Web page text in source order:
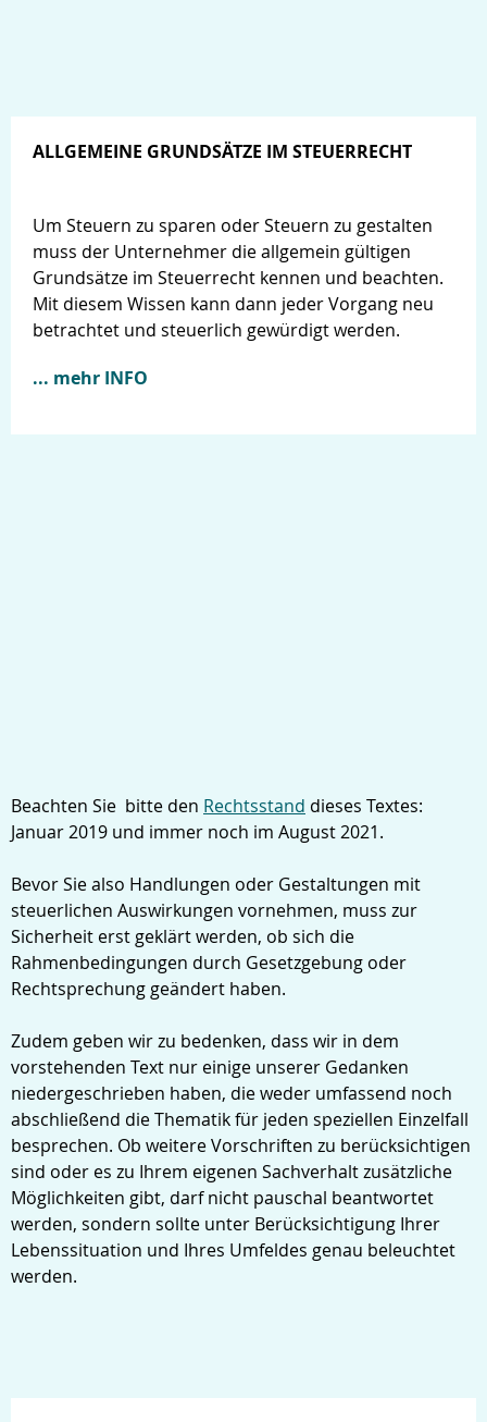
ALLGEMEINE GRUNDSÄTZE IM STEUERRECHT
Um Steuern zu sparen oder Steuern zu gestalten
muss der Unternehmer die allgemein gültigen
Grundsätze im Steuerrecht kennen und beachten.
Mit diesem Wissen kann dann jeder Vorgang neu
betrachtet und steuerlich gewürdigt werden.
... mehr INFO
Beachten Sie bitte den Rechtsstand dieses Textes:
Januar 2019 und immer noch im August 2021.
Bevor Sie also Handlungen oder Gestaltungen mit
steuerlichen Auswirkungen vornehmen, muss zur
Sicherheit erst geklärt werden, ob sich die
Rahmenbedingungen durch Gesetzgebung oder
Rechtsprechung geändert haben.
Zudem geben wir zu bedenken, dass wir in dem
vorstehenden Text nur einige unserer Gedanken
niedergeschrieben haben, die weder umfassend noch
abschließend die Thematik für jeden speziellen Einzelfall
besprechen. Ob weitere Vorschriften zu berücksichtigen
sind oder es zu Ihrem eigenen Sachverhalt zusätzliche
Möglichkeiten gibt, darf nicht pauschal beantwortet
werden, sondern sollte unter Berücksichtigung Ihrer
Lebenssituation und Ihres Umfeldes genau beleuchtet
werden.